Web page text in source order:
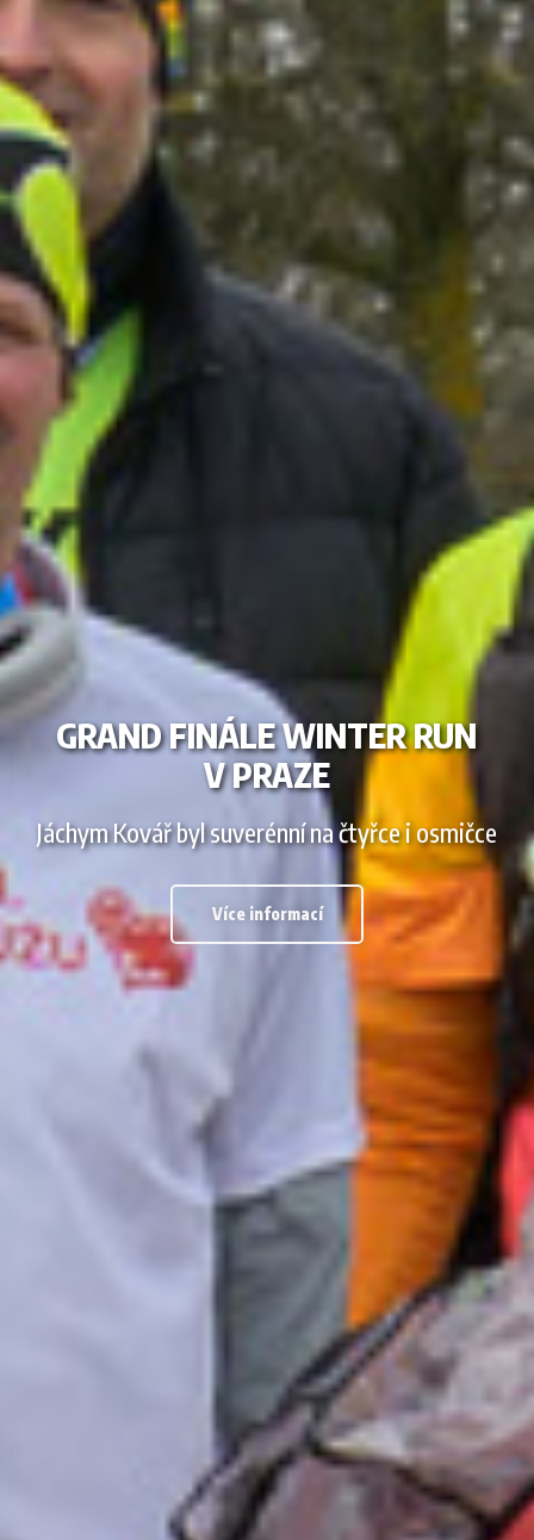
GRAND FINÁLE WINTER RUN
V PRAZE
Jáchym Kovář byl suverénní na čtyřce i osmičce
Více informací